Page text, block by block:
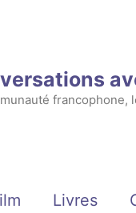
francophone,
Livres